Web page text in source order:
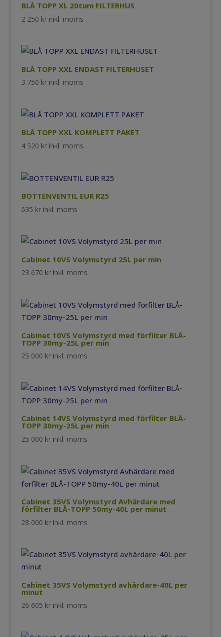
BLÅ TOPP XL 20tum FILTERHUS
2 250 kr inkl. moms
BLÅ TOPP XXL ENDAST FILTERHUSET
3 750 kr inkl. moms
BLÅ TOPP XXL KOMPLETT PAKET
4 520 kr inkl. moms
BOTTENVENTIL EUR R25
635 kr inkl. moms
Cabinet 10VS Volymstyrd 25L per min
23 670 kr inkl. moms
Cabinet 10VS Volymstyrd med förfilter BLÅ-
TOPP 30my-25L per min
25 000 kr inkl. moms
Cabinet 14VS Volymstyrd med förfilter BLÅ-
TOPP 30my-25L per min
25 000 kr inkl. moms
Cabinet 35VS Volymstyrd Avhärdare med
förfilter BLÅ-TOPP 50my-40L per minut
28 000 kr inkl. moms
Cabinet 35VS Volymstyrd avhärdare-40L per
minut
26 605 kr inkl. moms